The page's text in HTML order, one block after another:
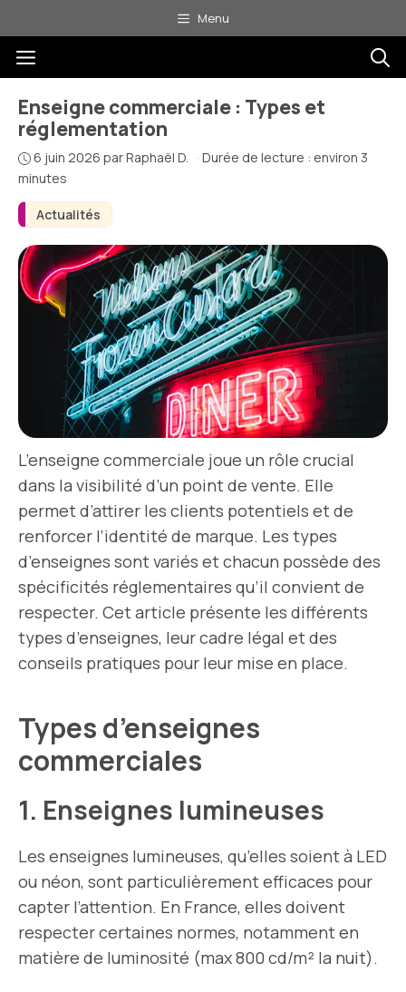
au
contenu
Menu
Menu
Actualités
Enseigne commerciale : Types et
réglementation
6 juin 2026 parRaphaël D. · Durée de lecture : environ 3
minutes
L’enseigne commerciale joue un rôle crucial
dans la visibilité d’un point de vente. Elle
permet d’attirer les clients potentiels et de
renforcer l’identité de marque. Les types
d’enseignes sont variés et chacun possède des
spécificités réglementaires qu’il convient de
respecter. Cet article présente les différents
types d’enseignes, leur cadre légal et des
conseils pratiques pour leur mise en place.
Types d’enseignes
commerciales
1. Enseignes lumineuses
Les enseignes lumineuses, qu’elles soient à LED
ou néon, sont particulièrement efficaces pour
capter l’attention. En France, elles doivent
respecter certaines normes, notamment en
matière de luminosité (max 800 cd/m² la nuit).